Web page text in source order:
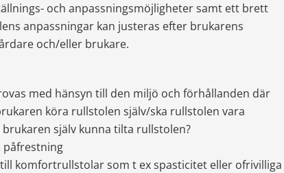
och anpassningsmöjligheter samt ett brett
anpassningar kan justeras efter brukarens
och/eller brukare.
med hänsyn till den miljö och förhållanden där
köra rullstolen själv/ska rullstolen vara
själv kunna tilta rullstolen?
påfrestning
komfortrullstolar som t ex spasticitet eller ofrivilliga